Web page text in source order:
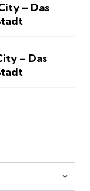
– Das
– Das